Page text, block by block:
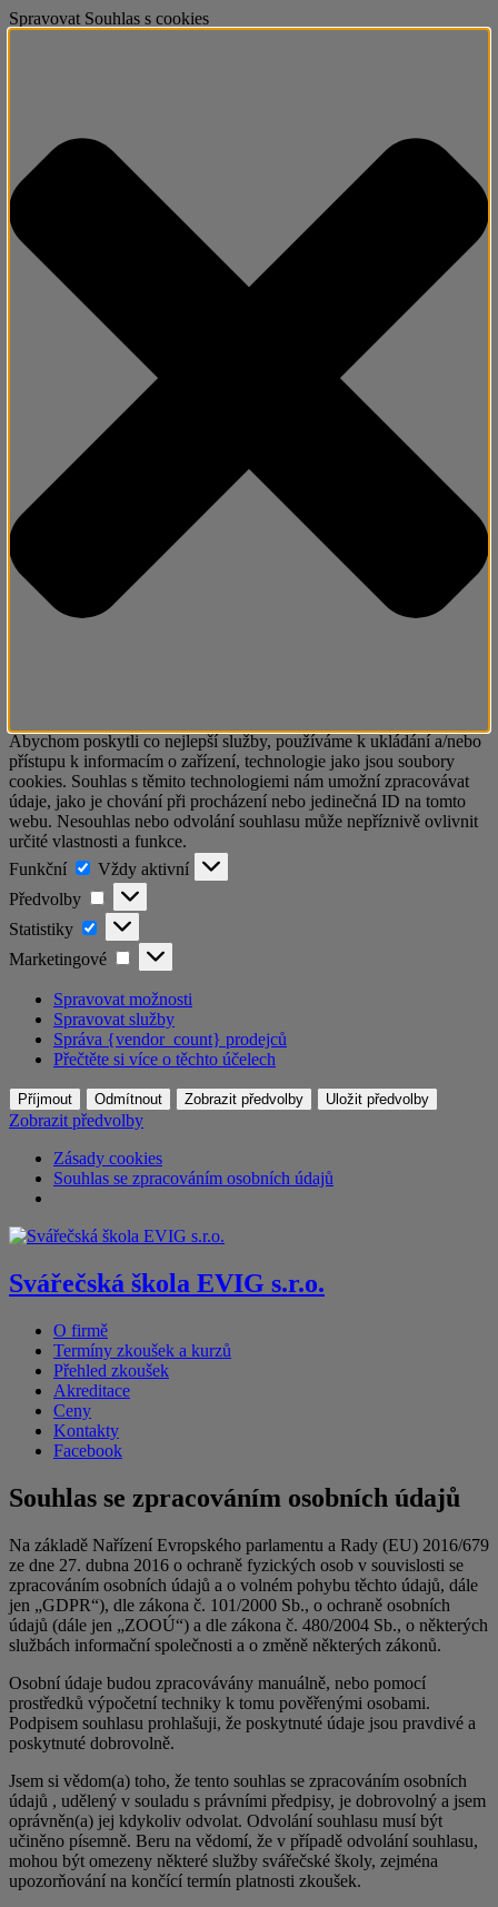
Spravovat Souhlas s cookies
Abychom poskytli co nejlepší služby, používáme k ukládání a/nebo
přístupu k informacím o zařízení, technologie jako jsou soubory
cookies. Souhlas s těmito technologiemi nám umožní zpracovávat
údaje, jako je chování při procházení nebo jedinečná ID na tomto
webu. Nesouhlas nebo odvolání souhlasu může nepříznivě ovlivnit
určité vlastnosti a funkce.
Funkční
Funkční
Vždy aktivní
Předvolby
Předvolby
Statistiky Statistiky
Marketingové Marketingové
Spravovat možnosti
Spravovat služby
Správa {vendor_count} prodejců
Přečtěte si více o těchto účelech
Příjmout Odmítnout Zobrazit předvolby Uložit předvolby
Zobrazit předvolby
Zásady cookies
Souhlas se zpracováním osobních údajů
Svářečská škola EVIG s.r.o.
O firmě
Termíny zkoušek a kurzů
Přehled zkoušek
Akreditace
Ceny
Kontakty
Facebook
Souhlas se zpracováním osobních údajů
Na základě Nařízení Evropského parlamentu a Rady (EU) 2016/679
ze dne 27. dubna 2016 o ochraně fyzických osob v souvislosti se
zpracováním osobních údajů a o volném pohybu těchto údajů, dále
jen „GDPR“), dle zákona č. 101/2000 Sb., o ochraně osobních
údajů (dále jen „ZOOÚ“) a dle zákona č. 480/2004 Sb., o některých
službách informační společnosti a o změně některých zákonů.
Osobní údaje budou zpracovávány manuálně, nebo pomocí
prostředků výpočetní techniky k tomu pověřenými osobami.
Podpisem souhlasu prohlašuji, že poskytnuté údaje jsou pravdivé a
poskytnuté dobrovolně.
Jsem si vědom(a) toho, že tento souhlas se zpracováním osobních
údajů , udělený v souladu s právními předpisy, je dobrovolný a jsem
oprávněn(a) jej kdykoliv odvolat. Odvolání souhlasu musí být
učiněno písemně. Beru na vědomí, že v případě odvolání souhlasu,
mohou být omezeny některé služby svářečské školy, zejména
upozorňování na končící termín platnosti zkoušek.